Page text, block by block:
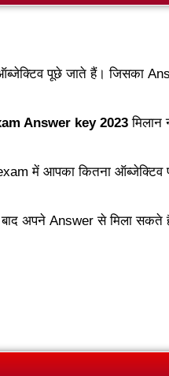
ऑब्जेक्टिव पूछे जाते हैं। जिसका
Answer key 2023 मिलान
में आपका कितना ऑब्जेक्टिव
बाद अपने Answer से मिला सकते